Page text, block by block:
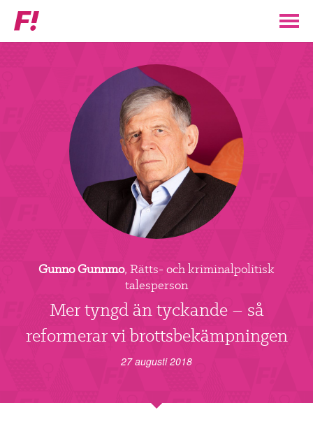
Feministiskt
initiativ
BLI MEDLEM
ENGAGERA DIG I F! ▼
PARTILEDARE
▼
Gunno Gunnmo, Rätts- och kriminalpolitisk
talesperson
Mer tyngd än tyckande – så
reformerar vi brottsbekämpningen
27 augusti 2018